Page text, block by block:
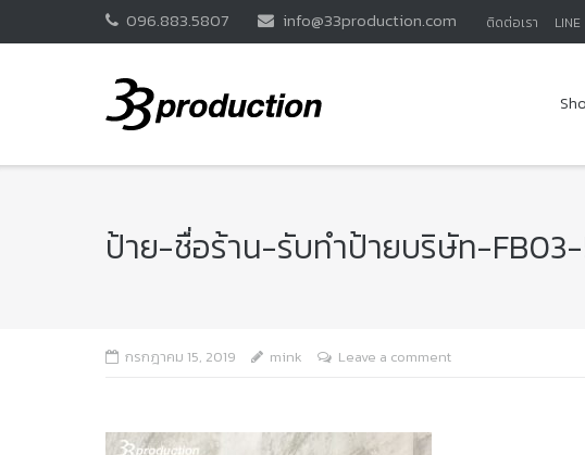
096.883.5807 info@33production.com ติดต่อเรา LINE
ป้าย-ชื่อร้าน-รับทำป้ายบริษัท-
กรกฎาคม 15, 2019 mink Leave a comment